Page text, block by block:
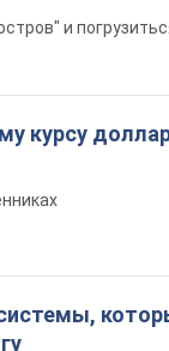
и
курсу